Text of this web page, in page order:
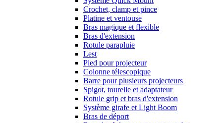
Crochet, clamp et pince
Platine et ventouse
Bras magique et flexible
Bras d'extension
Rotule parapluie
Lest
Pied pour projecteur
Colonne télescopique
Barre pour plusieurs projecteurs
Spigot, tourelle et adaptateur
Rotule grip et bras d'extension
Système girafe et Light Boom
Bras de déport